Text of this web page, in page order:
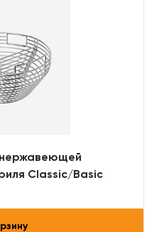
нержавеющей
Classic/Basic